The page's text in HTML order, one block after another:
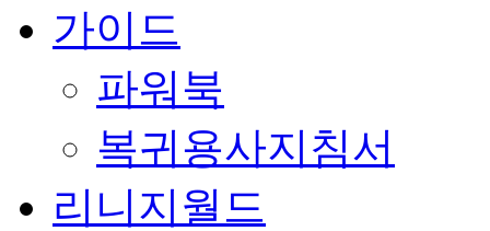
가이드
파워북
복귀용사지침서
리니지월드